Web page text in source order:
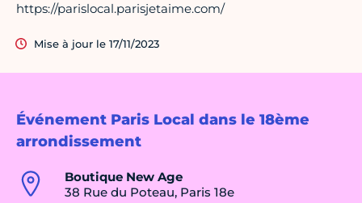
Événement Paris Local dans le 18ème
arrondissement
Boutique New Age
38 Rue du Poteau, Paris 18e
https://parislocal.parisjetaime.com/
Mise à jour le 17/11/2023